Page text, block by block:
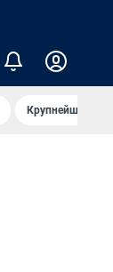
Крупнейшие